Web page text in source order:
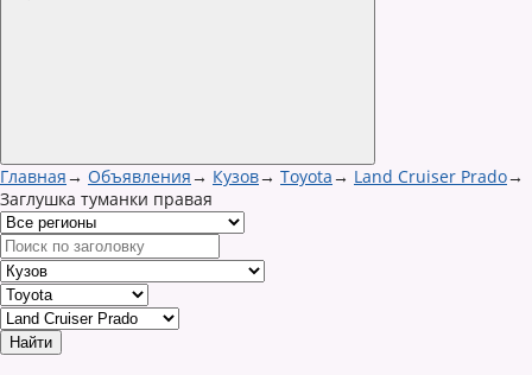
Главная→ Объявления→ Кузов→ Toyota→ Land Cruiser Prado→
Заглушка туманки правая